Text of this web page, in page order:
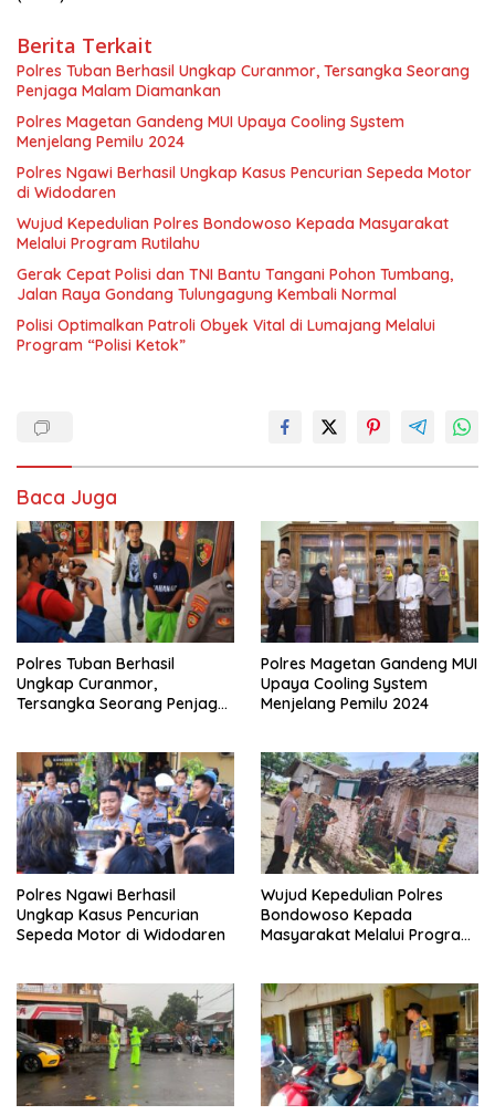
Berita Terkait
Polres Tuban Berhasil Ungkap Curanmor, Tersangka Seorang
Penjaga Malam Diamankan
Polres Magetan Gandeng MUI Upaya Cooling System
Menjelang Pemilu 2024
Polres Ngawi Berhasil Ungkap Kasus Pencurian Sepeda Motor
di Widodaren
Wujud Kepedulian Polres Bondowoso Kepada Masyarakat
Melalui Program Rutilahu
Gerak Cepat Polisi dan TNI Bantu Tangani Pohon Tumbang,
Jalan Raya Gondang Tulungagung Kembali Normal
Polisi Optimalkan Patroli Obyek Vital di Lumajang Melalui
Program “Polisi Ketok”
Baca Juga
Polres Tuban Berhasil
Ungkap Curanmor,
Tersangka Seorang Penjaga
Polres Magetan Gandeng MUI
Upaya Cooling System
Menjelang Pemilu 2024
Polres Ngawi Berhasil
Ungkap Kasus Pencurian
Sepeda Motor di Widodaren
Wujud Kepedulian Polres
Bondowoso Kepada
Masyarakat Melalui Program